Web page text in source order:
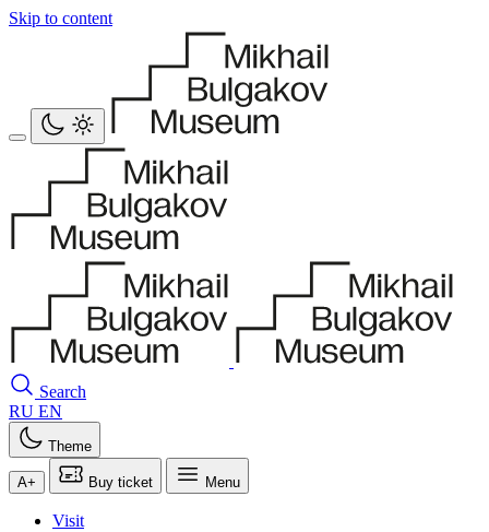
Skip to content
Search
RU EN
Theme
A+ Buy ticket Menu
Visit